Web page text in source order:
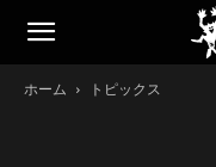
ホーム トピックス